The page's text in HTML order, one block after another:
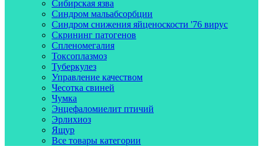
Сибирская язва
Синдром мальабсорбции
Синдром снижения яйценоскости '76 вирус
Скрининг патогенов
Спленомегалия
Токсоплазмоз
Туберкулез
Управление качеством
Чесотка свиней
Чумка
Энцефаломиелит птичий
Эрлихиоз
Ящур
Все товары категории